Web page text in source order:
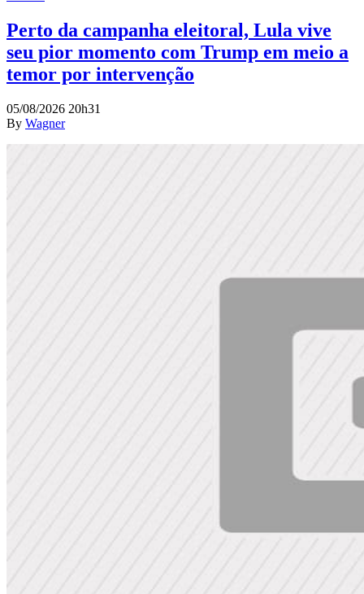
Perto da campanha eleitoral, Lula vive
seu pior momento com Trump em meio a
temor por intervenção
05/08/2026 20h31
By Wagner